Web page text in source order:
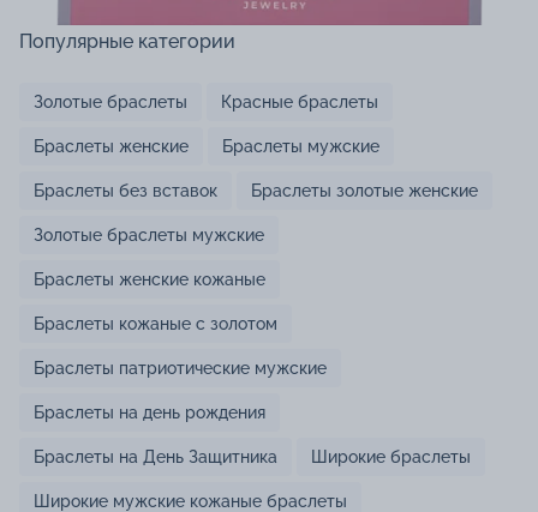
Популярные категории
Золотые браслеты Красные браслеты
Браслеты женские Браслеты мужские
Браслеты без вставок Браслеты золотые женские
Золотые браслеты мужские
Браслеты женские кожаные
Браслеты кожаные с золотом
Браслеты патриотические мужские
Браслеты на день рождения
Браслеты на День Защитника Широкие браслеты
Широкие мужские кожаные браслеты